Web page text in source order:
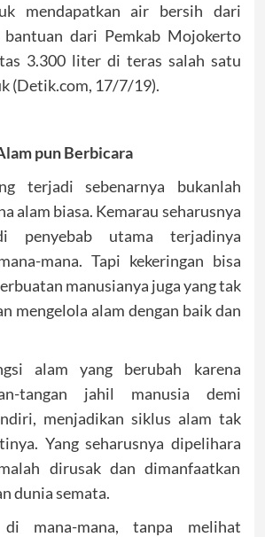
mendapatkan air bersih dari
bantuan dari Pemkab Mojokerto
3.300 liter di teras salah satu
(Detik.com, 17/7/19).
pun Berbicara
terjadi sebenarnya bukanlah
alam biasa. Kemarau seharusnya
penyebab utama terjadinya
mana. Tapi kekeringan bisa
manusianya juga yang tak
mengelola alam dengan baik dan
alam yang berubah karena
tangan jahil manusia demi
menjadikan siklus alam tak
Yang seharusnya dipelihara
dirusak dan dimanfaatkan
dunia semata.
di mana-mana, tanpa melihat